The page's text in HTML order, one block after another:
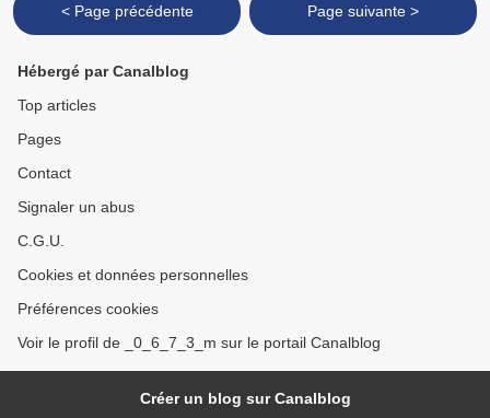
< Page précédente Page suivante >
Hébergé par Canalblog
Top articles
Pages
Contact
Signaler un abus
C.G.U.
Cookies et données personnelles
Préférences cookies
Voir le profil de _0_6_7_3_m sur le portail Canalblog
Créer un blog sur Canalblog